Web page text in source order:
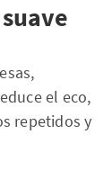
el eco,
repetidos y